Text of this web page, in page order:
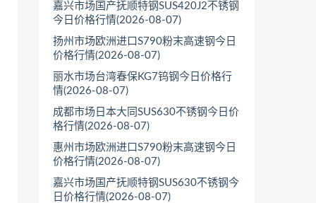
嘉兴市场国产抚顺特钢SUS420J2不锈钢
今日价格行情(2026-08-07)
扬州市场欧洲进口S790粉末高速钢今日
价格行情(2026-08-07)
丽水市场台湾春保KG7钨钢今日价格行
情(2026-08-07)
成都市场日本大同SUS630不锈钢今日价
格行情(2026-08-07)
惠州市场欧洲进口S790粉末高速钢今日
价格行情(2026-08-07)
嘉兴市场国产抚顺特钢SUS630不锈钢今
日价格行情(2026-08-07)